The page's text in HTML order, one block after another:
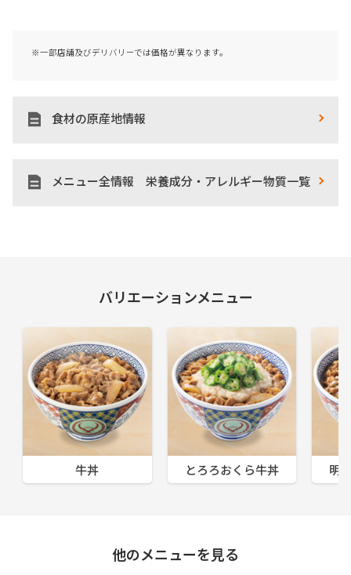
※一部店舗及びデリバリーでは価格が異なります。
食材の原産地情報
メニュー全情報 栄養成分・アレルギー物質一覧
バリエーションメニュー
牛丼 とろろおくら牛丼 明
他のメニューを見る